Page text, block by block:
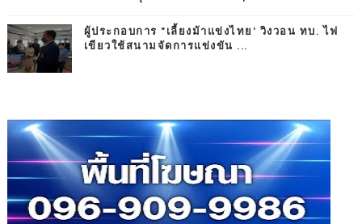
ผู้ประกอบการ "เลี้ยงม้าแข่งไทย' วิงวอน ทบ. ไฟ
เขียวใช้สนามจัดการแข่งขัน ...